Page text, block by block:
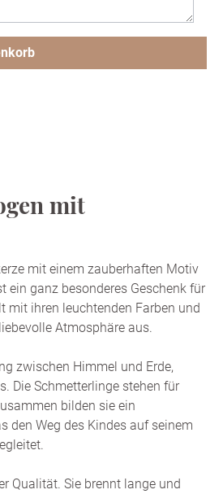
mit
mit einem zauberhaften Motiv
ein ganz besonderes Geschenk für
mit ihren leuchtenden Farben und
Atmosphäre aus.
zwischen Himmel und Erde,
Die Schmetterlinge stehen für
bilden sie ein
den Weg des Kindes auf seinem
Qualität. Sie brennt lange und